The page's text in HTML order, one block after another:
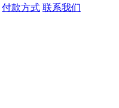
付款方式 联系我们